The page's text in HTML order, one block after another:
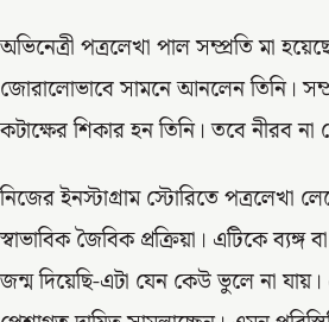
অভিনেত্রী পত্রলেখা পাল সম্প্রতি মা
জোরালোভাবে সামনে আনলেন তিনি।
কটাক্ষের শিকার হন তিনি। তবে নীরব
নিজের ইনস্টাগ্রাম স্টোরিতে পত্রলেখা
স্বাভাবিক জৈবিক প্রক্রিয়া। এটিকে
জন্ম দিয়েছি-এটা যেন কেউ ভুলে না যায়।